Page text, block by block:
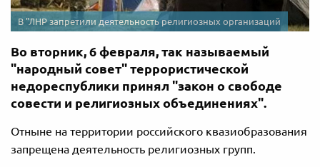
В "ЛНР запретили деятельность религиозных организаций
Во вторник, 6 февраля, так называемый
"народный совет" террористической
недореспублики принял "закон о свободе
совести и религиозных объединениях".
Отныне на территории российского квазиобразования
запрещена деятельность религиозных групп.